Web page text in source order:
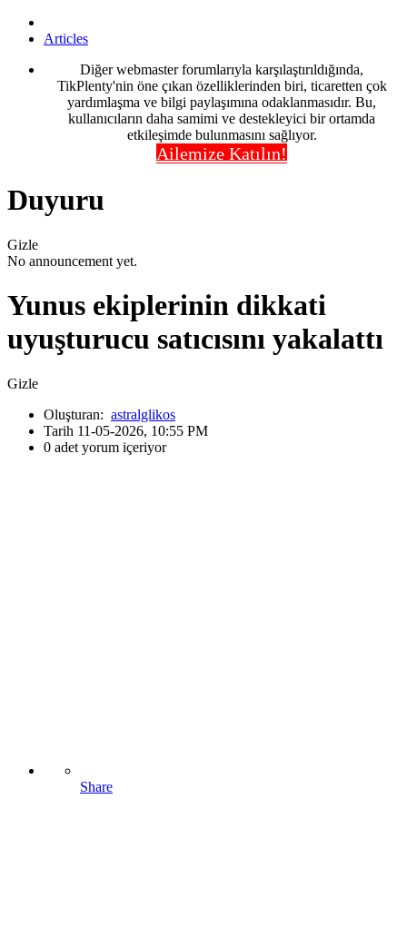
Articles
Diğer webmaster forumlarıyla karşılaştırıldığında,
TikPlenty'nin öne çıkan özelliklerinden biri, ticaretten çok
yardımlaşma ve bilgi paylaşımına odaklanmasıdır. Bu,
kullanıcıların daha samimi ve destekleyici bir ortamda
etkileşimde bulunmasını sağlıyor.
Ailemize Katılın!
Duyuru
Gizle
No announcement yet.
Yunus ekiplerinin dikkati
uyuşturucu satıcısını yakalattı
Gizle
Oluşturan: astralglikos
Tarih 11-05-2026, 10:55 PM
0 adet yorum içeriyor
Share